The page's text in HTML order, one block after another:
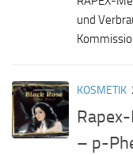
und
KOSMETIK
– p-